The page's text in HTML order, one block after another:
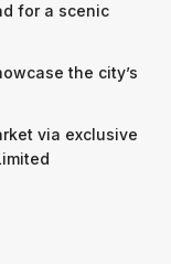
for a scenic
the city’s
via exclusive